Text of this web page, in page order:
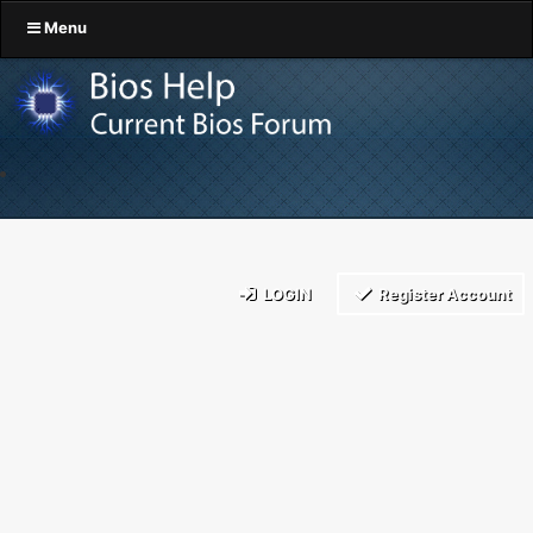
Menu
LOGIN Register Account